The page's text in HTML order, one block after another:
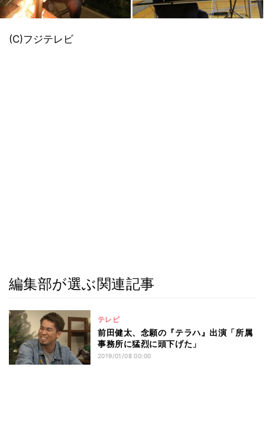
(C)フジテレビ
編集部が選ぶ関連記事
テレビ
前田健太、念願の『テラハ』出演「所属
事務所に猛烈に頭下げた」
2019/01/08 00:00